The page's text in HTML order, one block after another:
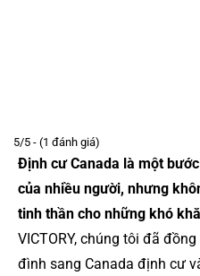
5/5 - (1 đánh giá)
Định cư Canada là một
của nhiều người, nhưng
tinh thần cho những khó
VICTORY, chúng tôi đã
đình sang Canada định cư